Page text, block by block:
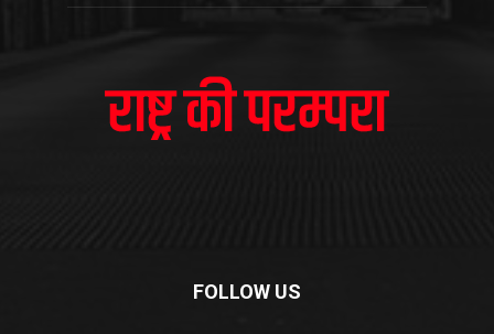
FOLLOW US